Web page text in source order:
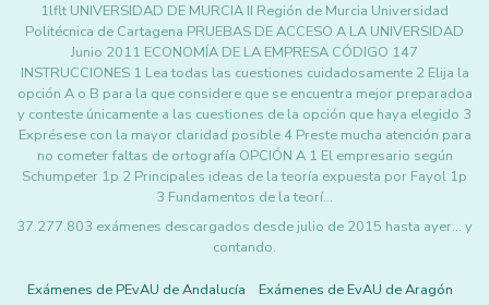
1lflt UNIVERSIDAD DE MURCIA II Región de Murcia Universidad
Politécnica de Cartagena PRUEBAS DE ACCESO A LA UNIVERSIDAD
Junio 2011 ECONOMÍA DE LA EMPRESA CÓDIGO 147
INSTRUCCIONES 1 Lea todas las cuestiones cuidadosamente 2 Elija la
opción A o B para la que considere que se encuentra mejor preparadoa
y conteste únicamente a las cuestiones de la opción que haya elegido 3
Exprésese con la mayor claridad posible 4 Preste mucha atención para
no cometer faltas de ortografía OPCIÓN A 1 El empresario según
Schumpeter 1p 2 Principales ideas de la teoría expuesta por Fayol 1p
3 Fundamentos de la teorí…
37.277.803 exámenes descargados desde julio de 2015 hasta ayer... y
contando.
Exámenes de PEvAU de Andalucía
Exámenes de EvAU de Aragón